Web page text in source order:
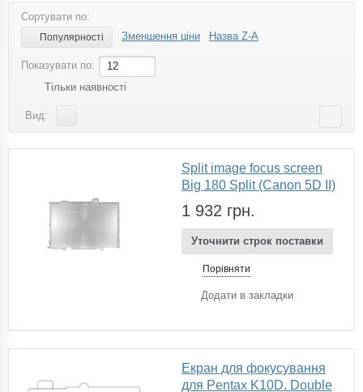
Сортувати по:
Популярності Зменшення ціни Назва Z-A
Показувати по:
12
Тільки наявності
Вид:
Split image focus screen
Big 180 Split (Canon 5D II)
1 932 грн.
Уточнити строк поставки
Порівняти
Додати в закладки
Екран для фокусування
для Pentax K10D. Double